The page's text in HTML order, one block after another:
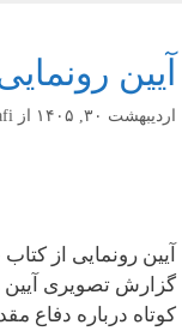
آیین
اردیبهشت ۳۰, ۱۴۰۵ از
آیین رونمایی از
گزارش تصویری آیین
کوتاه درباره دفاع